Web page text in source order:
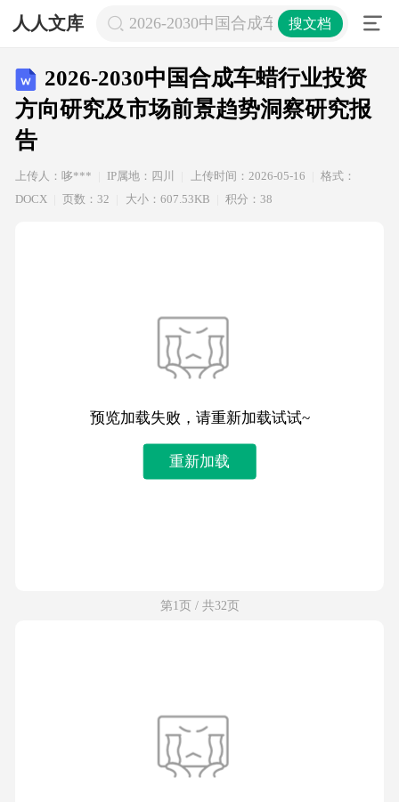
人人文库 2026-2030中国合成车蜡行业投资方
搜文档
2026-2030中国合成车蜡行业投资
方向研究及市场前景趋势洞察研究报
告
上传人：哆*** IP属地：四川 上传时间：2026-05-16
格式：
DOCX
页数：32 大小：607.53KB 积分：38
预览加载失败，请重新加载试试~
重新加载
第1页 / 共32页